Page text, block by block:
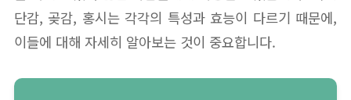
단감, 곶감, 홍시는 각각의 특성과 효능이 다르기 때문에,
이들에 대해 자세히 알아보는 것이 중요합니다.